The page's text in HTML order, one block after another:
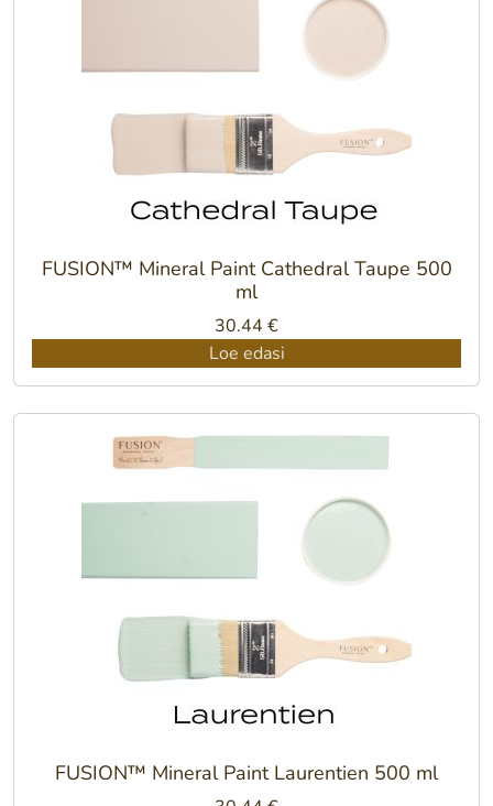
FUSION™ Mineral Paint Cathedral Taupe 500
ml
30.44 €
Loe edasi
FUSION™ Mineral Paint Laurentien 500 ml